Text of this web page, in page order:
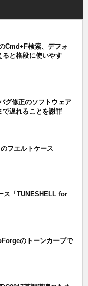
Cmd+F検索、デフォ
ると格段に使いやす
グ修正のソフトウェア
で遅れることを謝罪
フエルトケース
ス「TUNESHELL for
のトーンカーブで